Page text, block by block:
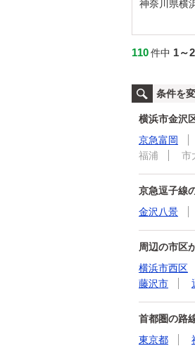
神奈川県横
110件中 1～
条件を
横浜市金沢
京急富岡
福浦
市
京急逗子線
金沢八景
周辺の市区
横浜市西区
藤沢市
首都圏の路
東京都